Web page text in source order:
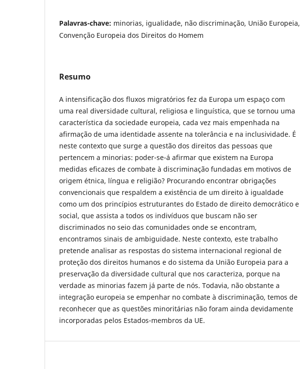
Palavras-chave: minorias, igualidade, não discriminação, União Europeia,
Convenção Europeia dos Direitos do Homem
Resumo
A intensificação dos fluxos migratórios fez da Europa um espaço com
uma real diversidade cultural, religiosa e linguística, que se tornou uma
característica da sociedade europeia, cada vez mais empenhada na
afirmação de uma identidade assente na tolerância e na inclusividade. É
neste contexto que surge a questão dos direitos das pessoas que
pertencem a minorias: poder-se-á afirmar que existem na Europa
medidas eficazes de combate à discriminação fundadas em motivos de
origem étnica, língua e religião? Procurando encontrar obrigações
convencionais que respaldem a existência de um direito à igualdade
como um dos princípios estruturantes do Estado de direito democrático e
social, que assista a todos os indivíduos que buscam não ser
discriminados no seio das comunidades onde se encontram,
encontramos sinais de ambiguidade. Neste contexto, este trabalho
pretende analisar as respostas do sistema internacional regional de
proteção dos direitos humanos e do sistema da União Europeia para a
preservação da diversidade cultural que nos caracteriza, porque na
verdade as minorias fazem já parte de nós. Todavia, não obstante a
integração europeia se empenhar no combate à discriminação, temos de
reconhecer que as questões minoritárias não foram ainda devidamente
incorporadas pelos Estados-membros da UE.